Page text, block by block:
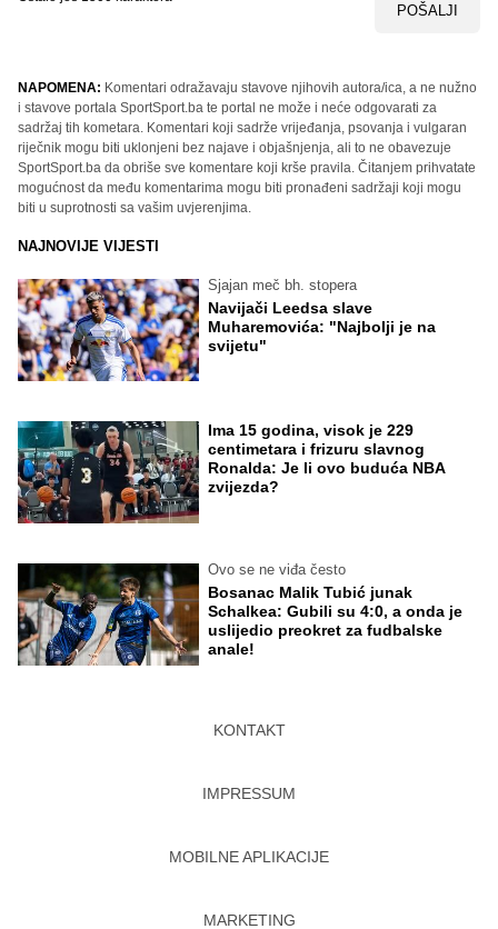
POŠALJI
NAPOMENA: Komentari odražavaju stavove njihovih autora/ica, a ne nužno
i stavove portala SportSport.ba te portal ne može i neće odgovarati za
sadržaj tih kometara. Komentari koji sadrže vrijeđanja, psovanja i vulgaran
riječnik mogu biti uklonjeni bez najave i objašnjenja, ali to ne obavezuje
SportSport.ba da obriše sve komentare koji krše pravila. Čitanjem prihvatate
mogućnost da među komentarima mogu biti pronađeni sadržaji koji mogu
biti u suprotnosti sa vašim uvjerenjima.
NAJNOVIJE VIJESTI
Sjajan meč bh. stopera
Navijači Leedsa slave
Muharemovića: "Najbolji je na
svijetu"
Ima 15 godina, visok je 229
centimetara i frizuru slavnog
Ronalda: Je li ovo buduća NBA
zvijezda?
Ovo se ne viđa često
Bosanac Malik Tubić junak
Schalkea: Gubili su 4:0, a onda je
uslijedio preokret za fudbalske
anale!
KONTAKT
IMPRESSUM
MOBILNE APLIKACIJE
MARKETING